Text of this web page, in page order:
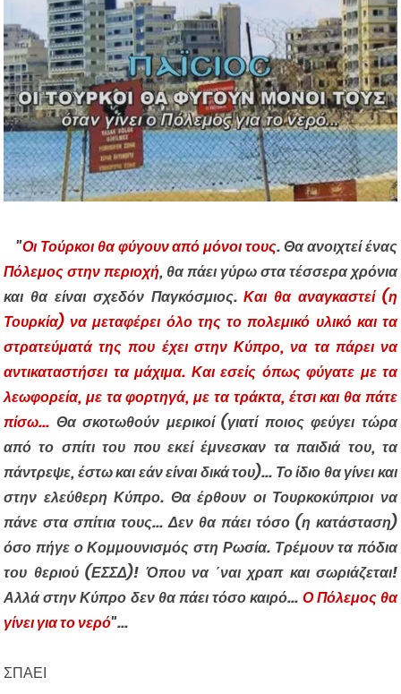
"Οι Τούρκοι θαφύγουν από μόνοι τους. Θα ανοιχτεί ένας
Πόλεμος στην περιοχή, θα πάει γύρωστατέσσερα χρόνια
και θα είναι σχεδόν Παγκόσμιος.Και θα αναγκαστεί (η
Τουρκία) να μεταφέρει όλο της το πολεμικό υλικό και τα
στρατεύματά της που έχει στην Κύπρο, να τα πάρει να
αντικαταστήσει τα μάχιμα. Και εσείς όπως φύγατε με τα
λεωφορεία, με τα φορτηγά, με τα τράκτα, έτσι και θα πάτε
πίσω... Θα σκοτωθούν μερικοί (γιατί ποιος φεύγει τώρα
από το σπίτι του που εκεί έμνεσκαν τα παιδιά του, τα
πάντρεψε, έστω και εάν είναι δικά του)... Το ίδιο θα γίνει και
στην ελεύθερη Κύπρο. Θα έρθουν οι Τουρκοκύπριοι να
πάνε στα σπίτια τους... Δεν θα πάει τόσο (η κατάσταση)
όσο πήγε ο Κομμουνισμός στη Ρωσία. Τρέμουν τα πόδια
του θεριού (ΕΣΣΔ)! Όπου να ΄ναι χραπ και σωριάζεται!
Αλλά στην Κύπρο δεν θα πάει τόσο καιρό... Ο Πόλεμος θα
γίνει για το νερό"...
ΣΠΑΕΙ